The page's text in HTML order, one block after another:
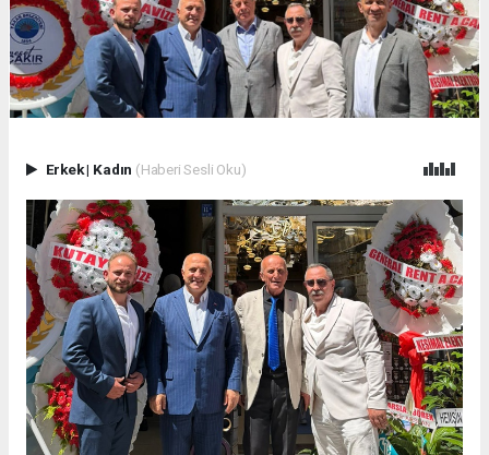
Erkek| Kadın (Haberi Sesli Oku)